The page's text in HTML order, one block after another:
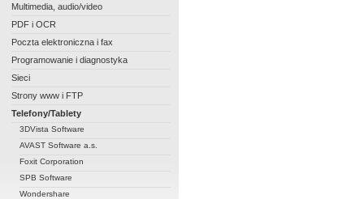
Multimedia, audio/video
PDF i OCR
Poczta elektroniczna i fax
Programowanie i diagnostyka
Sieci
Strony www i FTP
Telefony/Tablety
3DVista Software
AVAST Software a.s.
Foxit Corporation
SPB Software
Wondershare